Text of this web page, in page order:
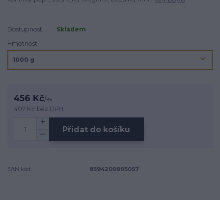
Dostupnost
Skladem
Hmotnost
456 Kč/ks
407 Kč bez DPH
Přidat do košíku
EAN kód: 8594200905057